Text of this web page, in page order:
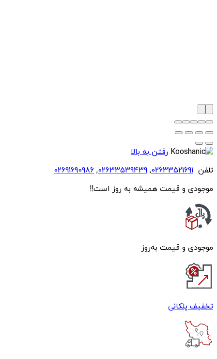
رفتن به بالا
تلفن 02633521691
,
02633539439
,
02691690986
موجودی و قیمت همیشه به روز است!!
موجودی و قیمت به‌روز
تخفیف پلکانی